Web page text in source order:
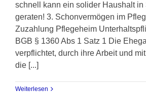
schnell kann ein solider Haushalt in
geraten! 3. Schonvermögen im
Zuzahlung Pflegeheim
BGB § 1360 Abs 1 Satz 1 Die
verpflichtet, durch ihre Arbeit und
die [...]
Weiterlesen